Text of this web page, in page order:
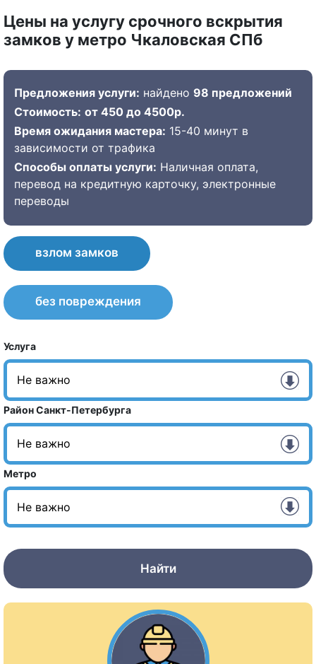
Цены на услугу срочного вскрытия
замков у метро Чкаловская СПб
Предложения услуги: найдено 98 предложений
Стоимость: от 450 до 4500р.
Время ожидания мастера: 15-40 минут в
зависимости от трафика
Способы оплаты услуги: Наличная оплата,
перевод на кредитную карточку, электронные
переводы
взлом замков
без повреждения
Услуга
Район Санкт-Петербурга
Метро
Найти